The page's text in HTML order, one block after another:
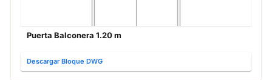
Puerta Balconera 1.20 m
Descargar Bloque DWG